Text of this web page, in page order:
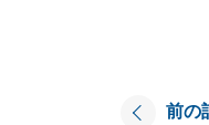
前の